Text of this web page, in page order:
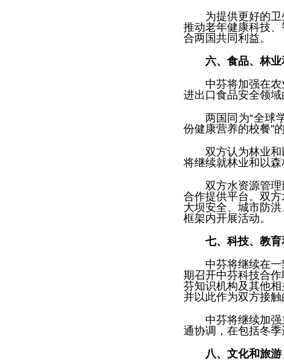
为提供更好的
推动老年健康科技
合两国共同利益。
六、食品、林业
中芬将加强在
进出口食品安全领
两国同为“全球
份健康营养的校餐”
双方认为林业
将继续就林业和以森
双方水资源管
合作提供平台。双
大坝安全、城市防
框架内开展活动。
七、科技、教育
中芬将继续在
期召开中芬科技合
芬知识机构及其他
并以此作为双方接
中芬将继续加
通协调，在包括冬
八、文化和旅游